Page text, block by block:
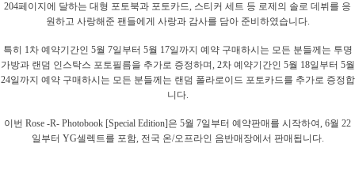
204페이지에 달하는 대형 포토북과 포토카드, 스티커 세트 등 로제의 솔로 데뷔를 응
원하고 사랑해준 팬들에게 사랑과 감사를 담아 준비하였습니다.
특히 1차 예약기간인 5월 7일부터 5월 17일까지 예약 구매하시는 모든 분들께는 투명
가방과 랜덤 인스탁스 포토필름을 추가로 증정하며, 2차 예약기간인 5월 18일부터 5월
24일까지 예약 구매하시는 모든 분들께는 랜덤 폴라로이드 포토카드를 추가로 증정합
니다.
이번 Rose -R- Photobook [Special Edition]은 5월 7일부터 예약판매를 시작하여, 6월 22
일부터 YG셀렉트를 포함, 전국 온/오프라인 음반매장에서 판매됩니다.